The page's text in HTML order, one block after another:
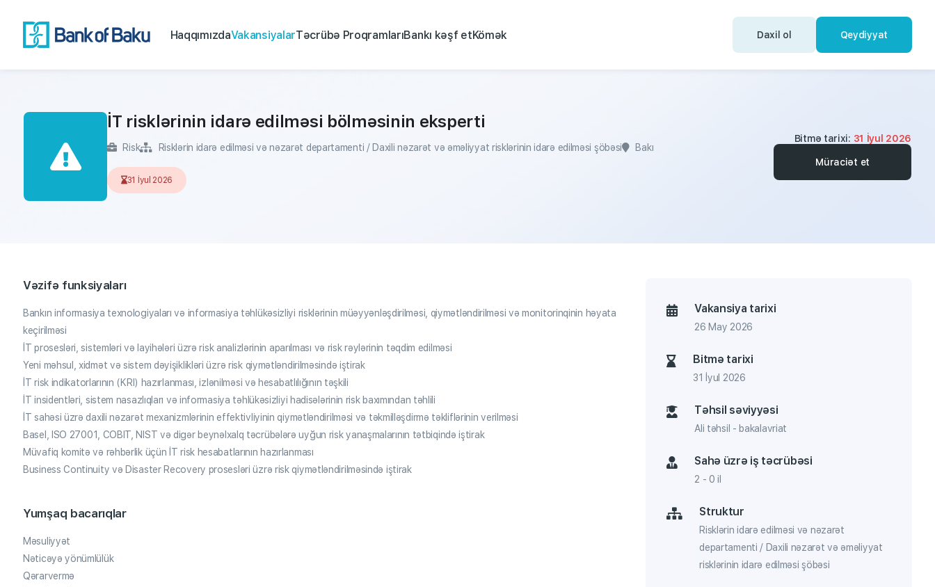
HaqqımızdaVakansiyalarTəcrübə ProqramlarıBankı kəşf etKömək Daxil ol Qeydiyyat
İT risklərinin idarə edilməsi bölməsinin eksperti
Risk Risklərin idarə edilməsi və nəzarət departamenti / Daxili nəzarət və əməliyyat risklərinin idarə edilməsi şöbəsi Bakı
31 İyul 2026
Bitmə tarixi: 31 İyul 2026
Müraciət et
Vəzifə funksiyaları
Bankın informasiya texnologiyaları və informasiya təhlükəsizliyi risklərinin müəyyənləşdirilməsi, qiymətləndirilməsi və monitorinqinin həyata
keçirilməsi
İT prosesləri, sistemləri və layihələri üzrə risk analizlərinin aparılması və risk rəylərinin təqdim edilməsi
Yeni məhsul, xidmət və sistem dəyişiklikləri üzrə risk qiymətləndirilməsində iştirak
İT risk indikatorlarının (KRI) hazırlanması, izlənilməsi və hesabatlılığının təşkili
İT insidentləri, sistem nasazlıqları və informasiya təhlükəsizliyi hadisələrinin risk baxımından təhlili
İT sahəsi üzrə daxili nəzarət mexanizmlərinin effektivliyinin qiymətləndirilməsi və təkmilləşdirmə təkliflərinin verilməsi
Basel, ISO 27001, COBIT, NIST və digər beynəlxalq təcrübələrə uyğun risk yanaşmalarının tətbiqində iştirak
Müvafiq komitə və rəhbərlik üçün İT risk hesabatlarının hazırlanması
Business Continuity və Disaster Recovery prosesləri üzrə risk qiymətləndirilməsində iştirak
Yumşaq bacarıqlar
Məsuliyyət
Nəticəyə yönümlülük
Qərarvermə
Vakansiya tarixi
26 May 2026
Bitmə tarixi
31 İyul 2026
Təhsil səviyyəsi
Ali təhsil - bakalavriat
Sahə üzrə iş təcrübəsi
2 - 0 il
Struktur
Risklərin idarə edilməsi və nəzarət
departamenti / Daxili nəzarət və əməliyyat
risklərinin idarə edilməsi şöbəsi